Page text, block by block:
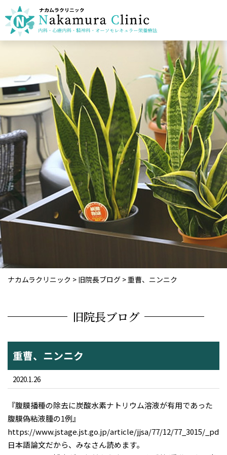
ナカムラクリニック > 旧院長ブログ >重曹、ニンニク
旧院長ブログ
重曹、ニンニク
2020.1.26
『腹膜播種の除去に炭酸水素ナトリウム溶液が有用であった
腹膜偽粘液腫の1例』
https://www.jstage.jst.go.jp/article/jjsa/77/12/77_3015/_pdf
日本語論文だから、みなさん読めます。